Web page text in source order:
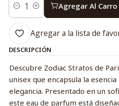
Cantidad
Agregar Al Carro
Agregar a la lista de
DESCRIPCIÓN
Descubre Zodiac Stratos de
unisex que encapsula la
elegancia. Presentado en un
este eau de parfum está